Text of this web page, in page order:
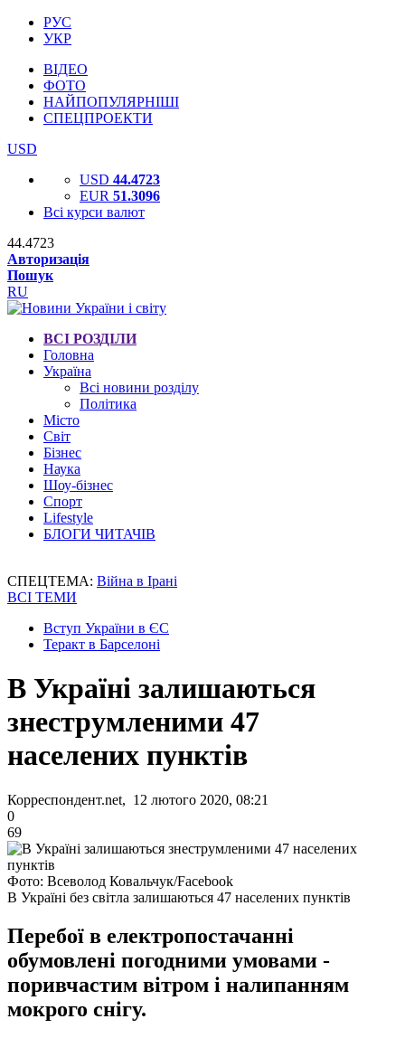
РУС
УКР
ВІДЕО
ФОТО
НАЙПОПУЛЯРНІШІ
СПЕЦПРОЕКТИ
USD
USD 44.4723
EUR 51.3096
Всі курси валют
44.4723
Авторизація
Пошук
RU
ВСІ РОЗДІЛИ
Головна
Україна
Всі новини розділу
Політика
Місто
Світ
Бізнес
Наука
Шоу-бізнес
Спорт
Lifestyle
БЛОГИ ЧИТАЧІВ
СПЕЦТЕМА: Війна в Ірані
ВСІ ТЕМИ
Вступ України в ЄС
Теракт в Барселоні
В Україні залишаються
знеструмленими 47
населених пунктів
Корреспондент.net, 12 лютого 2020, 08:21
0
69
Фото: Всеволод Ковальчук/Facebook
В Україні без світла залишаються 47 населених пунктів
Перебої в електропостачанні
обумовлені погодними умовами -
поривчастим вітром і налипанням
мокрого снігу.